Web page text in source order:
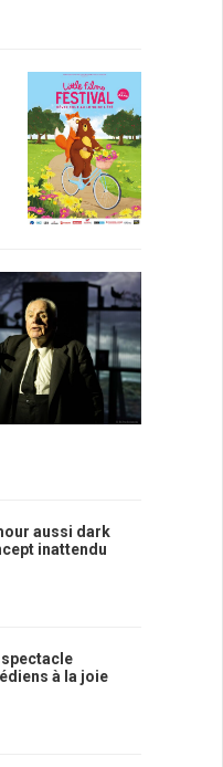
aussi dark
inattendu
spectacle
à la joie